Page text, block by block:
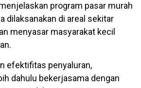
program pasar murah
dilaksanakan di areal sekitar
menyasar masyarakat kecil
efektifitas penyaluran,
dahulu bekerjasama dengan